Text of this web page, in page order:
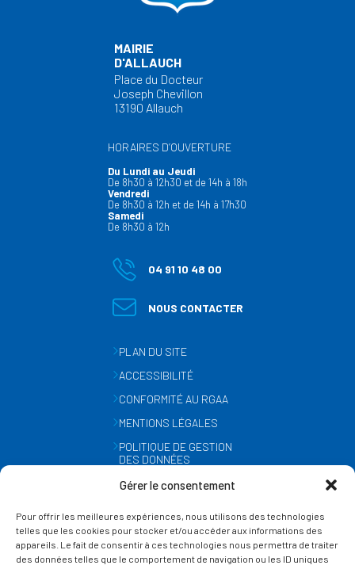
Gérer le consentement
Pour offrir les meilleures expériences, nous utilisons des technologies
telles que les cookies pour stocker et/ou accéder aux informations des
appareils. Le fait de consentir à ces technologies nous permettra de traiter
des données telles que le comportement de navigation ou les ID uniques
MAIRIE
D'ALLAUCH
Place du Docteur
Joseph Chevillon
13190 Allauch
HORAIRES D’OUVERTURE
Du Lundi au Jeudi
De 8h30 à 12h30 et de 14h à 18h
Vendredi
De 8h30 à 12h et de 14h à 17h30
Samedi
De 8h30 à 12h
04 91 10 48 00
NOUS CONTACTER
PLAN DU SITE
ACCESSIBILITÉ
CONFORMITÉ AU RGAA
MENTIONS LÉGALES
POLITIQUE DE GESTION
DES DONNÉES
GESTION DES COOKIES